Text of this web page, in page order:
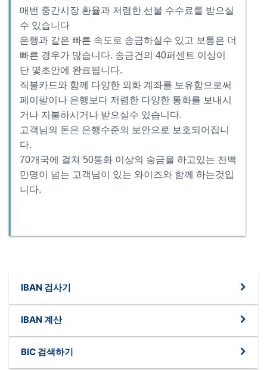
매번 중간시장 환율과 저렴한 선불 수수료를 받으실
수 있습니다
은행과 같은 빠른 속도로 송금하실수 있고 보통은 더
빠른 경우가 많습니다. 송금건의 40퍼센트 이상이
단 몇초안에 완료됩니다.
직불카드와 함께 다양한 외화 계좌를 보유함으로써
페이팔이나 은행보다 저렴한 다양한 통화를 보내시
거나 지불하시거나 받으실수 있습니다.
고객님의 돈은 은행수준의 보안으로 보호되어집니
다.
70개국에 걸쳐 50통화 이상의 송금을 하고있는 천백
만명이 넘는 고객님이 있는 와이즈와 함께 하는것입
니다.
IBAN 검사기
IBAN 계산
BIC 검색하기